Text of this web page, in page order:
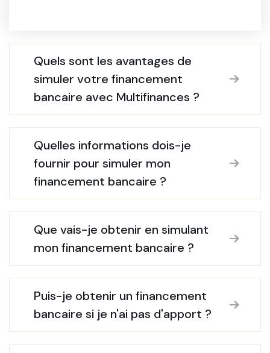
Quels sont les avantages de
simuler votre financement
bancaire avec Multifinances ?
Quelles informations dois-je
fournir pour simuler mon
financement bancaire ?
Que vais-je obtenir en simulant
mon financement bancaire ?
Puis-je obtenir un financement
bancaire si je n'ai pas d'apport ?